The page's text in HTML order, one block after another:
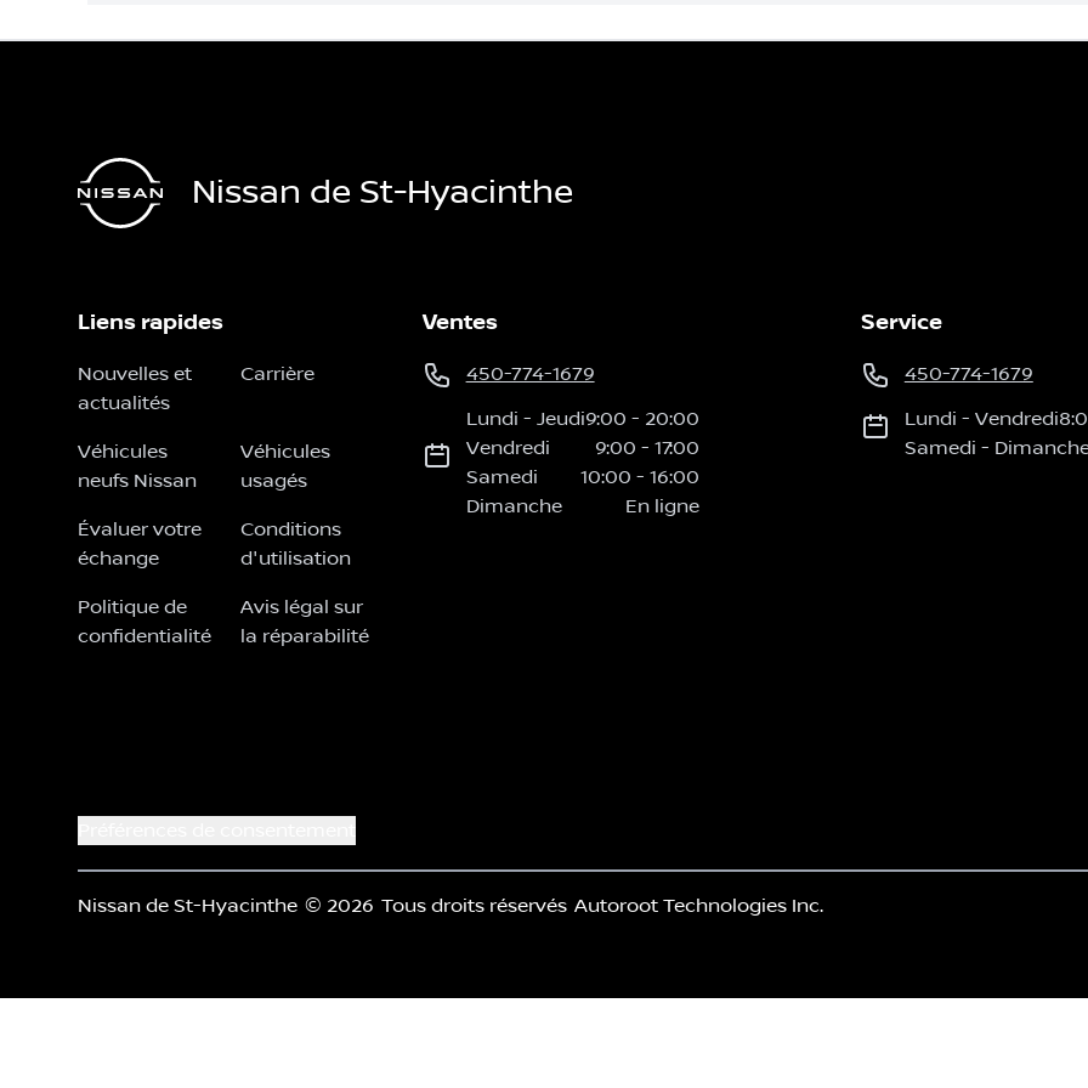
Nissan de St-Hyacinthe
Liens rapides
Nouvelles et
actualités
Carrière
Véhicules
neufs Nissan
Véhicules
usagés
Évaluer votre
échange
Conditions
d'utilisation
Politique de
confidentialité
Avis légal sur
la réparabilité
Ventes
450-774-1679
Lundi - Jeudi9:00 - 20:00
Vendredi
9:00 - 17:00
Samedi
10:00 - 16:00
Dimanche
En ligne
Service
450-774-1679
Lundi - Vendredi
Samedi -
Nissan de St-Hyacinthe © 2026 Tous droits réservés Autoroot Technologies Inc.